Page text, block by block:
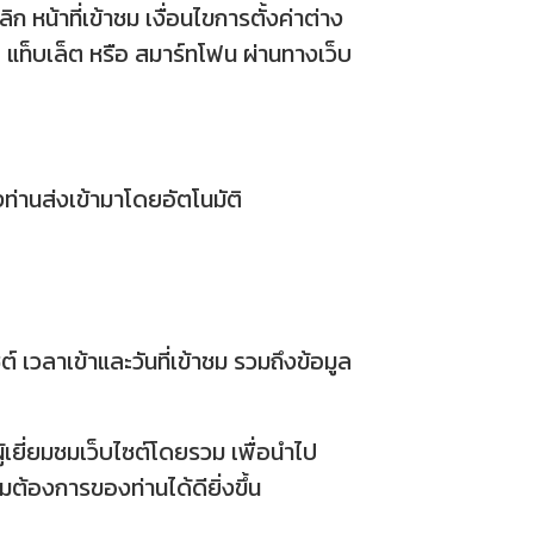
หน้าที่เข้าชม เงื่อนไขการตั้งค่าต่าง
ท็บเล็ต หรือ สมาร์ทโฟน ผ่านทางเว็บ
านส่งเข้ามาโดยอัตโนมัติ
วลาเข้าและวันที่เข้าชม รวมถึงข้อมูล
ยมชมเว็บไซต์โดยรวม เพื่อนำไป
ต้องการของท่านได้ดียิ่งขึ้น